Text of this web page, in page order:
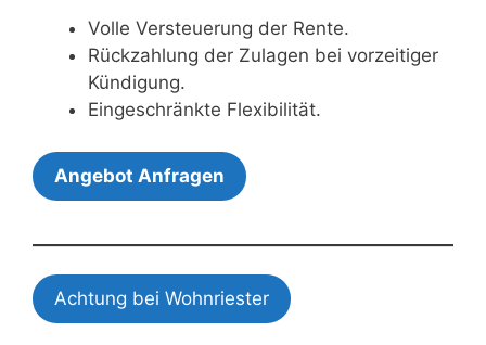
Volle Versteuerung der Rente.
Rückzahlung der Zulagen bei vorzeitiger
Kündigung.
Eingeschränkte Flexibilität.
Angebot Anfragen
Achtung bei Wohnriester